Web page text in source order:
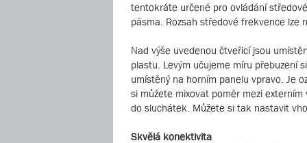
tentokráte určené pro ovládání
pásma. Rozsah středové frekvence lze
Nad výše uvedenou čtveřicí jsou
plastu. Levým učujeme míru přebuzení
umístěný na horním panelu vpravo. Je
si můžete mixovat poměr mezi
do sluchátek. Můžete si tak nastavit
Skvělá konektivita